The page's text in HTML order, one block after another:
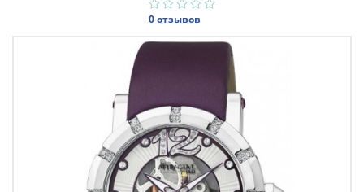
0 отзывов